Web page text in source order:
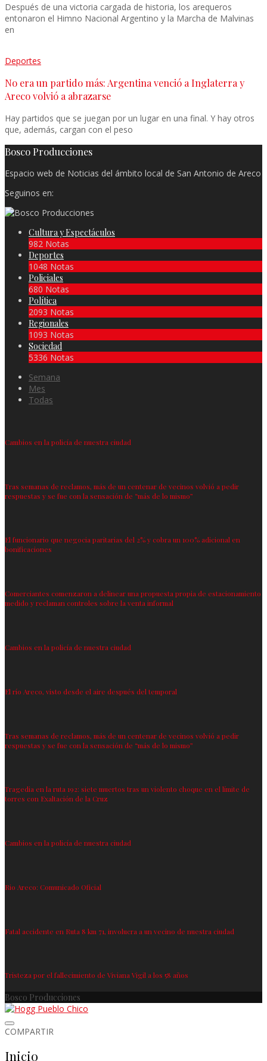
Después de una victoria cargada de historia, los arequeros
entonaron el Himno Nacional Argentino y la Marcha de Malvinas
en
Deportes
No era un partido más: Argentina venció a Inglaterra y
Areco volvió a abrazarse
Hay partidos que se juegan por un lugar en una final. Y hay otros
que, además, cargan con el peso
Bosco Producciones
Espacio web de Noticias del ámbito local de San Antonio de Areco
Seguinos en:
Cultura y Espectáculos
982 Notas
Deportes
1048 Notas
Policiales
680 Notas
Política
2093 Notas
Regionales
1093 Notas
Sociedad
5336 Notas
Semana
Mes
Todas
Cambios en la policía de nuestra ciudad
Tras semanas de reclamos, más de un centenar de vecinos volvió a pedir
respuestas y se fue con la sensación de “más de lo mismo”
El funcionario que negocia paritarias del 2% y cobra un 100% adicional en
bonificaciones
Comerciantes comenzaron a delinear una propuesta propia de estacionamiento
medido y reclaman controles sobre la venta informal
Cambios en la policía de nuestra ciudad
El río Areco, visto desde el aire después del temporal
Tras semanas de reclamos, más de un centenar de vecinos volvió a pedir
respuestas y se fue con la sensación de “más de lo mismo”
Tragedia en la ruta 192: siete muertos tras un violento choque en el límite de
torres con Exaltación de la Cruz
Cambios en la policía de nuestra ciudad
Rio Areco: Comunicado Oficial
Fatal accidente en Ruta 8 km 71, involucra a un vecino de nuestra ciudad
Tristeza por el fallecimiento de Viviana Vigil a los 58 años
Bosco Producciones
COMPARTIR
Inicio